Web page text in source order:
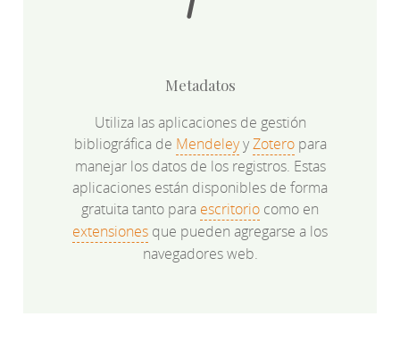
Metadatos
Utiliza las aplicaciones de gestión
bibliográfica de MendeleyyZoteropara
manejar los datos de los registros. Estas
aplicaciones están disponibles de forma
gratuita tanto para escritorio como en
extensiones que pueden agregarse a los
navegadores web.